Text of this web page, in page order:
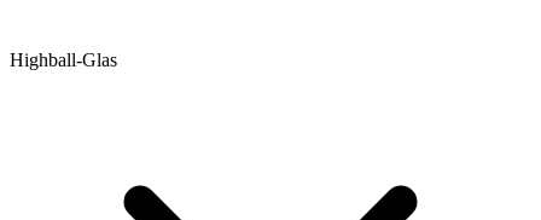
Highball-Glas